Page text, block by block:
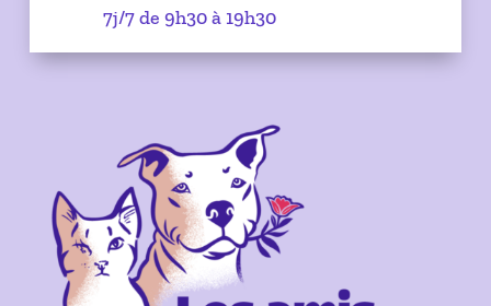
7j/7 de 9h30 à 19h30